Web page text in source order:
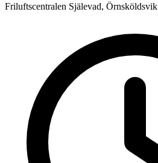
Friluftscentralen Själevad, Örnsköldsvik